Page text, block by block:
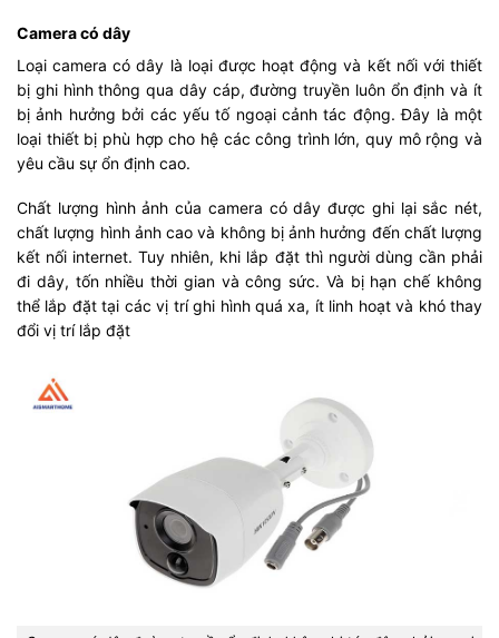
Camera có dây
Loại camera có dây là loại được hoạt động và kết nối với thiết
bị ghi hình thông qua dây cáp, đường truyền luôn ổn định và ít
bị ảnh hưởng bởi các yếu tố ngoại cảnh tác động. Đây là một
loại thiết bị phù hợp cho hệ các công trình lớn, quy mô rộng và
yêu cầu sự ổn định cao.
Chất lượng hình ảnh của camera có dây được ghi lại sắc nét,
chất lượng hình ảnh cao và không bị ảnh hưởng đến chất lượng
kết nối internet. Tuy nhiên, khi lắp đặt thì người dùng cần phải
đi dây, tốn nhiều thời gian và công sức. Và bị hạn chế không
thể lắp đặt tại các vị trí ghi hình quá xa, ít linh hoạt và khó thay
đổi vị trí lắp đặt